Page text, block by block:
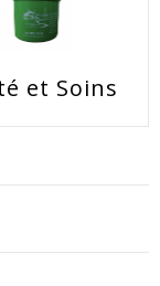
et Soins